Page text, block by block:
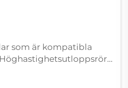
som är kompatibla
efterlevnad av
passform för B48.